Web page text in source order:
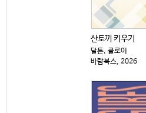
산토끼 키우기
달튼, 클로이
바람북스, 2026